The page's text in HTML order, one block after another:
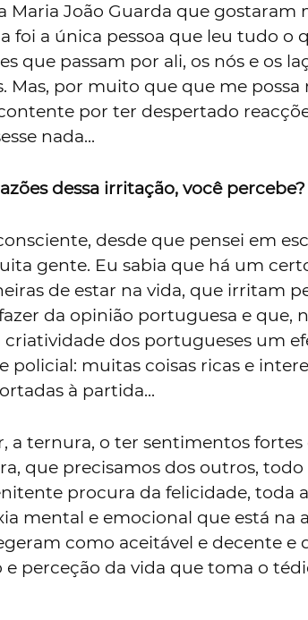
Maria João Guarda que gostaram
foi a única pessoa que leu tudo o
que passam por ali, os nós e os
Mas, por muito que que me possa
por ter despertado
nada...
dessa irritação, você percebe?
desde que pensei em
gente. Eu sabia que há um
de estar na vida, que irritam
da opinião portuguesa e que,
criatividade dos portugueses um
policial: muitas coisas ricas e
à partida...
a ternura, o ter sentimentos fortes
que precisamos dos outros, todo
procura da felicidade, toda
mental e emocional que está na
como aceitável e decente e
e perceção da vida que toma o